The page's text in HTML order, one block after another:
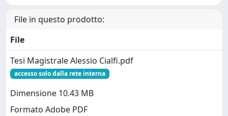
File in questo prodotto:
File
Tesi Magistrale Alessio Cialfi.pdf
accesso solo dalla rete interna
Dimensione 10.43 MB
Formato Adobe PDF